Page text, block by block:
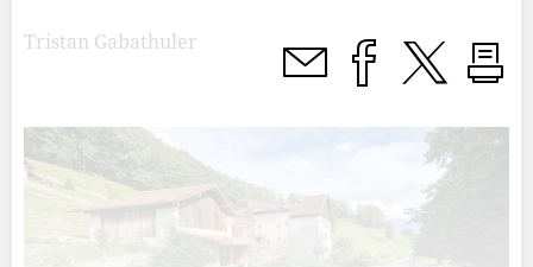
Tristan Gabathuler